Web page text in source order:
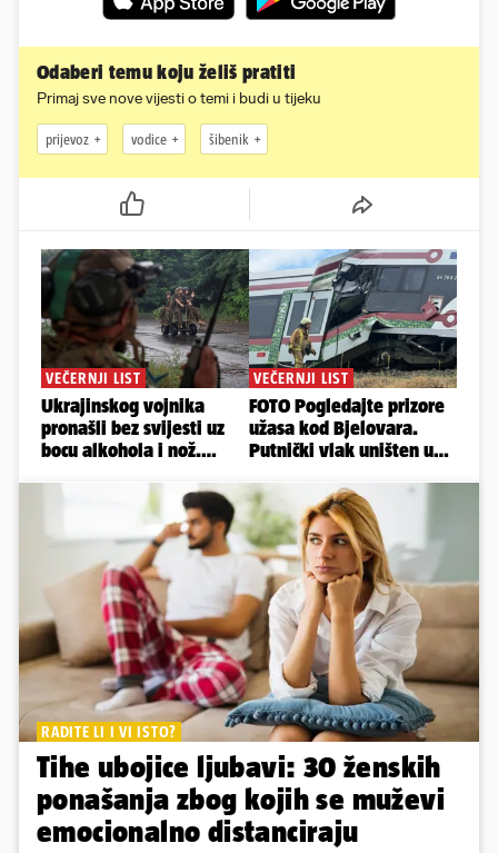
Odaberi temu koju želiš pratiti
Primaj sve nove vijesti o temi i budi u tijeku
prijevoz vodice šibenik
RADITE LI I VI ISTO?
Tihe ubojice ljubavi: 30 ženskih
ponašanja zbog kojih se muževi
emocionalno distanciraju